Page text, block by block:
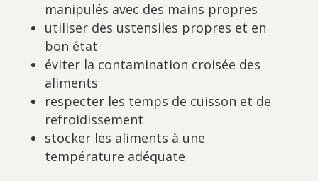
manipulés avec des mains propres
utiliser des ustensiles propres et en
bon état
éviter la contamination croisée des
aliments
respecter les temps de cuisson et de
refroidissement
stocker les aliments à une
température adéquate